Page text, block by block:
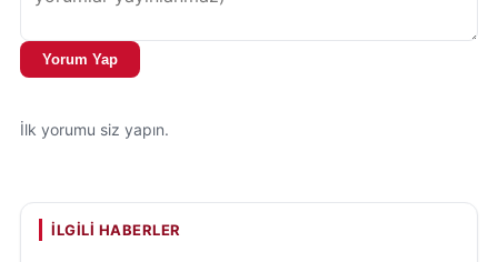
Yorum Yap
İlk yorumu siz yapın.
İLGILI HABERLER